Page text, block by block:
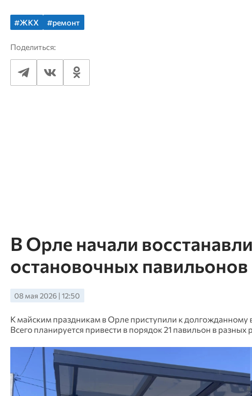
#ЖКХ #ремонт
Поделиться:
В Орле начали
остановочных павильонов
08 мая 2026 | 12:50
К майским праздникам в Орле приступили к долгожданному
Всего планируется привести в порядок 21 павильон в разных